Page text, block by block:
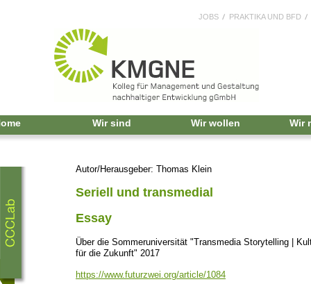
JOBS PRAKTIKA UND BFD
Wir sind Wir wollen Wir
Autor/Herausgeber: Thomas Klein
Seriell und transmedial
Essay
Über die Sommeruniversität "Transmedia Storytelling |
für die Zukunft" 2017
https://www.futurzwei.org/article/1084